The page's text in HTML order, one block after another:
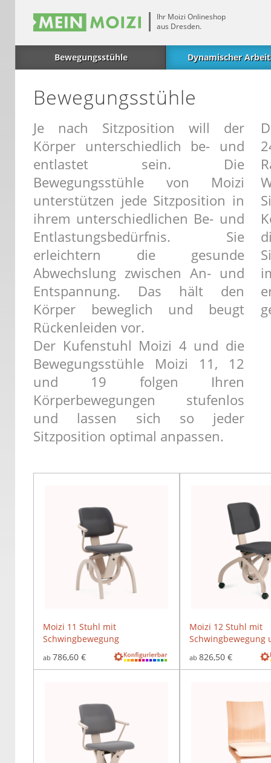
Ihr Moizi Onlineshop
aus Dresden.
Bewegungsstühle Dynamischer
Bewegungsstühle
Je nach Sitzposition will der
Körper unterschiedlich be- und
entlastet sein. Die
Bewegungsstühle von Moizi
unterstützen jede Sitzposition in
ihrem unterschiedlichen Be- und
Entlastungsbedürfnis. Sie
erleichtern die gesunde
Abwechslung zwischen An- und
Entspannung. Das hält den
Körper beweglich und beugt
Rückenleiden vor.
Der Kufenstuhl Moizi 4 und die
Bewegungsstühle Moizi 11, 12
und 19 folgen Ihren
Körperbewegungen stufenlos
und lassen sich so jeder
Sitzposition optimal anpassen.
Moizi 11 Stuhl mit
Schwingbewegung
ab 786,60 €
Moizi 12 Stuhl mit
Schwingbewegung
ab 826,50 €